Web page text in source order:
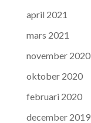
april 2021
mars 2021
november 2020
oktober 2020
februari 2020
december 2019